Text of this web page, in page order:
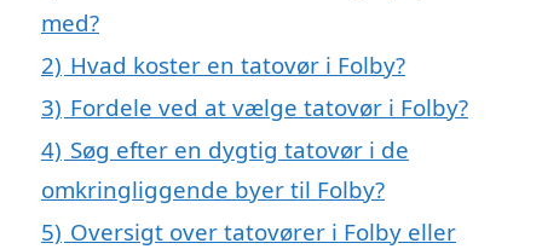
med?
2) Hvad koster en tatovør i Folby?
3) Fordele ved at vælge tatovør i Folby?
4) Søg efter en dygtig tatovør i de
omkringliggende byer til Folby?
5) Oversigt over tatovører i Folby eller